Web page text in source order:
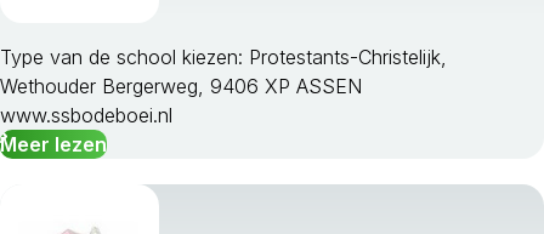
Type van de school kiezen: Protestants-Christelijk,
Wethouder Bergerweg, 9406 XP ASSEN
www.ssbodeboei.nl
Meer lezen